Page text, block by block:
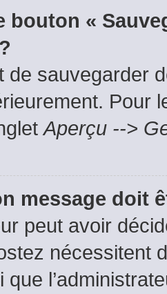
bouton «
de sauvegarder
Pour
Aperçu -->
message doit
peut avoir
nécessitent
que